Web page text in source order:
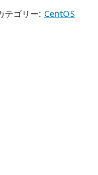
テゴリー: CentOS